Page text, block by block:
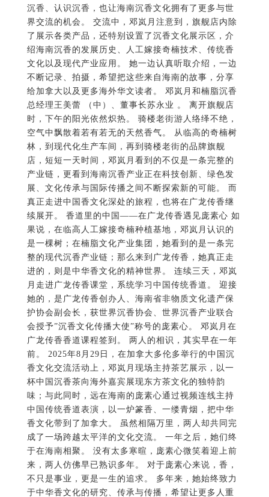
沉香、认识沉香，也让海南沉香文化拥有了更多与世
界交流的机会。 交流中，邓岚月注意到，旗舰店内除
了展示各类产品，还特别设置了沉香文化展示区，介
绍海南沉香的发展历史、人工嫁接奇楠技术、传统香
文化以及现代产业应用。 她一边认真听取介绍，一边
不断记录、拍摄，希望把这些来自海南的故事，分享
给加拿大以及更多海外华文读者。 邓岚月和楠脂沉香
总经理王美蕾 （中）、董事长苏永业 。 离开旗舰店
时，下午的阳光依然炽热。 骑楼老街游人络绎不绝，
空气中飘散着若有若无的天然香气。 从临高的奇楠树
林，到现代化生产车间，再到骑楼老街的品牌旗舰
店，短短一天时间，邓岚月看到的不仅是一条完整的
产业链，更看到海南沉香产业正在科技创新、绿色发
展、文化传承与国际传播之间不断探索新的可能。 而
真正走进中国香文化深处的旅程，也将在广龙传香继
续展开。 香道里的中国——在广龙传香遇见庞素心 如
果说，在临高人工嫁接奇楠种植基地，邓岚月认识的
是一棵树；在楠脂文化产业集团，她看到的是一条完
整的现代沉香产业链；那么来到广龙传香，她真正走
进的，则是中华香文化的精神世界。 连续三天，邓岚
月走进广龙传香课堂，系统学习中国传统香道。 迎接
她的，是广龙传香创办人、海南省非物质文化遗产保
护协会副会长，获世界沉香协会、世界沉香产业联合
会授予”沉香文化传播大使”称号的庞素心。 邓岚月在
广龙传香香道课程签到。 两人的相识，其实早在一年
前。 2025年8月29日，在加拿大多伦多举行的中国沉
香文化交流活动上，邓岚月现场主持茶艺展示，以一
杯中国沉香茶向海外嘉宾展现东方茶文化的独特韵
味；与此同时，远在海南的庞素心通过视频连线主持
中国传统香道表演，以一炉篆香、一缕青烟，把中华
香文化带到了加拿大。 虽然相隔万里，两人却共同完
成了一场跨越太平洋的文化交流。 一年之后，她们终
于在海南相聚。 没有太多寒暄，庞素心微笑着迎上前
来，两人仿佛早已熟识多年。 对于庞素心来说，香，
不只是事业，更是一生的追求。 多年来，她始终致力
于中华香文化的研究、传承与传播，希望让更多人重